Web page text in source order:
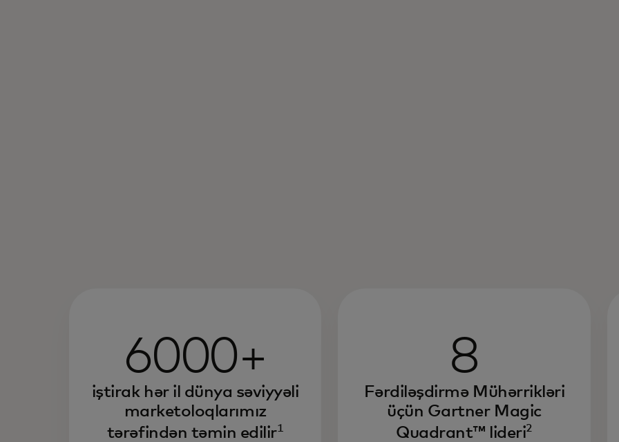
6000+
iştirak hər il dünya səviyyəli
marketoloqlarımız
tərəfindən təmin edilir1
8
Fərdiləşdirmə Mühərrikləri
üçün Gartner Magic
Quadrant™ lideri2